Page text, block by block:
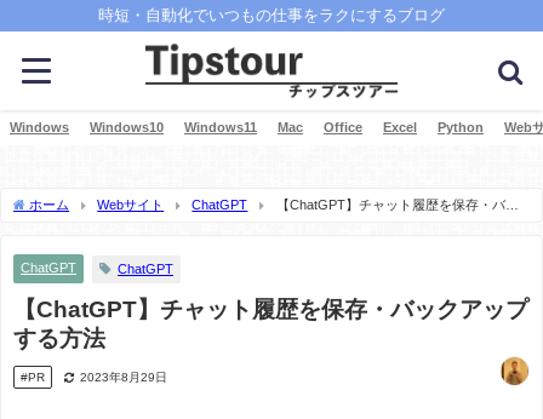
時短・自動化でいつもの仕事をラクにするブログ
Windows Windows10 Windows11 Mac Office Excel Python Web
ホーム Webサイト ChatGPT
【ChatGPT】チャット履歴を保存・バッ
ChatGPT ChatGPT
【ChatGPT】チャット履歴を保存・バックアップ
する方法
#PR 2023年8月29日